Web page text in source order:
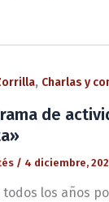
, Charlas y
de
/ 4 diciembre,
todos los años